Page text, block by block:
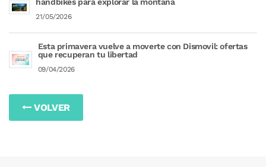
handbikes para explorar la montaña
21/05/2026
Esta primavera vuelve a moverte con Dismovil: ofertas
que recuperan tu libertad
09/04/2026
VOLVER